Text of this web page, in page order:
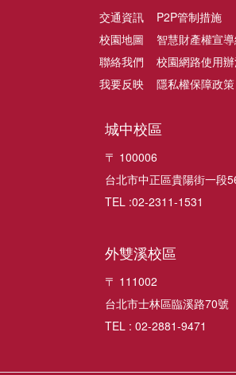
交通資訊
校園地圖
聯絡我們
我要反映
P2P管制措施
智慧財產權宣
校園網路使用
隱私權保障政策
城中校區
〒 100006
台北市中正區貴陽街一段
TEL :02-2311-1531
外雙溪校區
〒 111002
台北市士林區臨溪路70號
TEL : 02-2881-9471